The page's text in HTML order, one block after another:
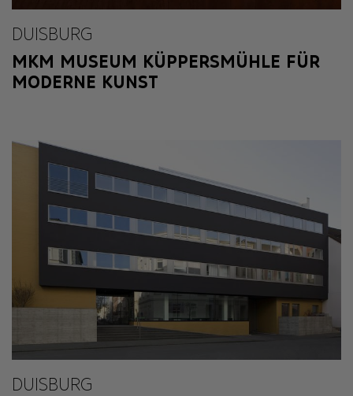
DUISBURG
MKM MUSEUM KÜPPERSMÜHLE FÜR
MODERNE KUNST
DUISBURG